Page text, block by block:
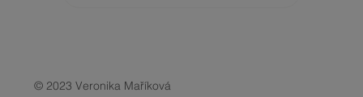
© 2023 Veronika Maříková